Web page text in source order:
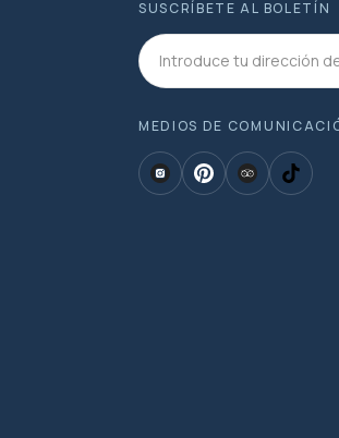
SUSCRÍBETE AL BOLETÍN
MEDIOS DE